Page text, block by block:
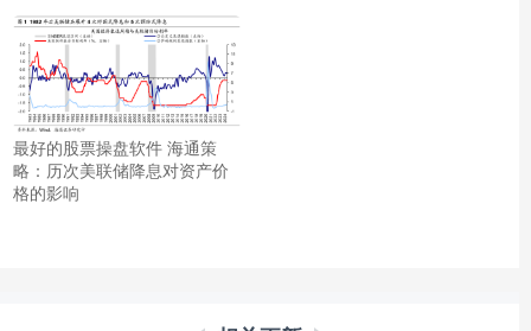
最好的股票操盘软件 海通策
略：历次美联储降息对资产价
格的影响